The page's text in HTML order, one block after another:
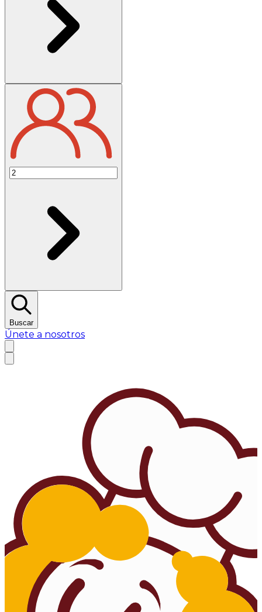
Buscar
Únete a nosotros